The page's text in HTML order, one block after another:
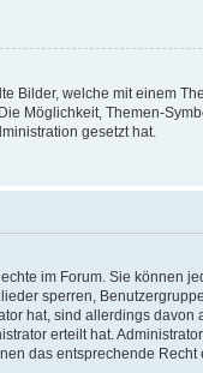
Bilder, welche mit einem
Möglichkeit, Themen-
gesetzt hat.
im Forum. Sie können
sperren,
hat, sind allerdings
erteilt hat.
das entsprechende Recht